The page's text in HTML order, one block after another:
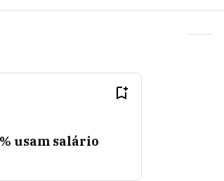
usam salário